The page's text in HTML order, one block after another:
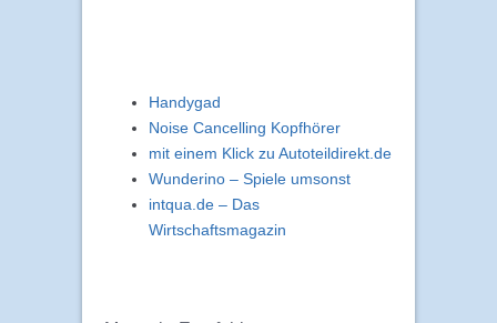
Handygad
Noise Cancelling Kopfhörer
mit einem Klick zu Autoteildirekt.de
Wunderino – Spiele umsonst
intqua.de – Das
Wirtschaftsmagazin